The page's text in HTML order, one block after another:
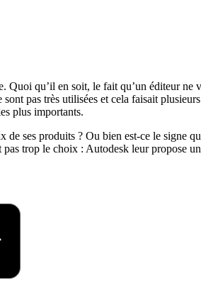
Quoi qu’il en soit, le fait qu’un éditeur
pas très utilisées et cela faisait
plus importants.
ses produits ? Ou bien est-ce le signe
trop le choix : Autodesk leur propose